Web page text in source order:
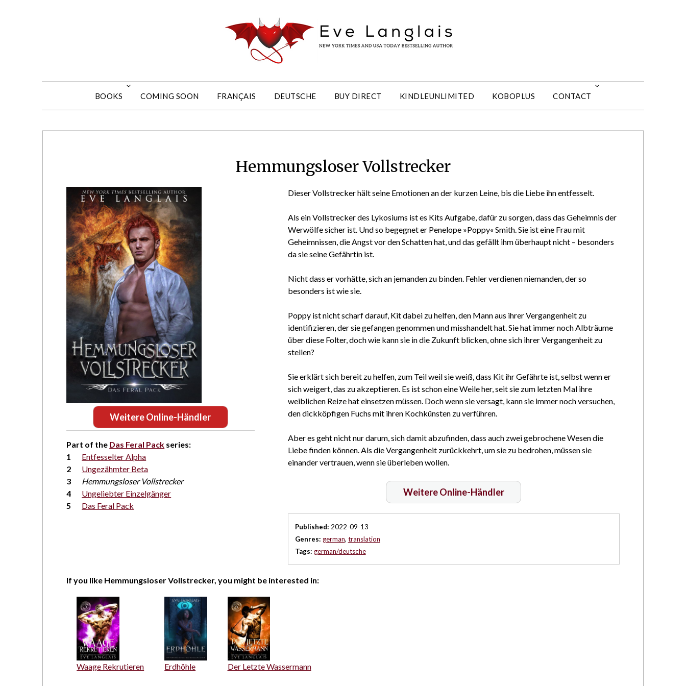
BOOKS COMING SOON FRANÇAIS DEUTSCHE BUY DIRECT KINDLEUNLIMITED KOBOPLUS CONTACT
Hemmungsloser Vollstrecker
Weitere Online-Händler
Part of the Das Feral Pack series:
Entfesselter Alpha
Ungezähmter Beta
Hemmungsloser Vollstrecker
Ungeliebter Einzelgänger
Das Feral Pack
Dieser Vollstrecker hält seine Emotionen an der kurzen Leine, bis die Liebe ihn entfesselt.
Als ein Vollstrecker des Lykosiums ist es Kits Aufgabe, dafür zu sorgen, dass das Geheimnis der
Werwölfe sicher ist. Und so begegnet er Penelope »Poppy« Smith. Sie ist eine Frau mit
Geheimnissen, die Angst vor den Schatten hat, und das gefällt ihm überhaupt nicht – besonders
da sie seine Gefährtin ist.
Nicht dass er vorhätte, sich an jemanden zu binden. Fehler verdienen niemanden, der so
besonders ist wie sie.
Poppy ist nicht scharf darauf, Kit dabei zu helfen, den Mann aus ihrer Vergangenheit zu
identifizieren, der sie gefangen genommen und misshandelt hat. Sie hat immer noch Albträume
über diese Folter, doch wie kann sie in die Zukunft blicken, ohne sich ihrer Vergangenheit zu
stellen?
Sie erklärt sich bereit zu helfen, zum Teil weil sie weiß, dass Kit ihr Gefährte ist, selbst wenn er
sich weigert, das zu akzeptieren. Es ist schon eine Weile her, seit sie zum letzten Mal ihre
weiblichen Reize hat einsetzen müssen. Doch wenn sie versagt, kann sie immer noch versuchen,
den dickköpfigen Fuchs mit ihren Kochkünsten zu verführen.
Aber es geht nicht nur darum, sich damit abzufinden, dass auch zwei gebrochene Wesen die
Liebe finden können. Als die Vergangenheit zurückkehrt, um sie zu bedrohen, müssen sie
einander vertrauen, wenn sie überleben wollen.
Weitere Online-Händler
Published: 2022-09-13
Genres: german, translation
Tags: german/deutsche
If you like Hemmungsloser Vollstrecker, you might be interested in:
Waage Rekrutieren Erdhöhle Der Letzte Wassermann